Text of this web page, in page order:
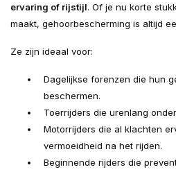
ervaring of rijstijl. Of je nu korte
maakt, gehoorbescherming is altijd
Ze zijn ideaal voor:
Dagelijkse forenzen die hun
beschermen.
Toerrijders die urenlang
Motorrijders die al klachten
vermoeidheid na het rijden.
Beginnende rijders die